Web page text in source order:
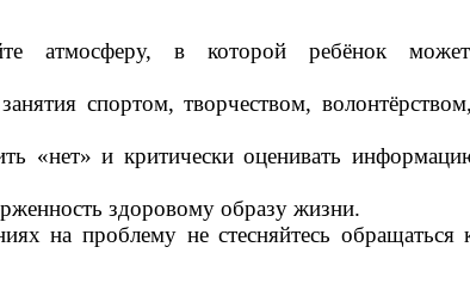
атмосферу, в которой ребёнок
спортом, творчеством,
«нет» и критически оценивать
здоровому образу жизни.
на проблему не стесняйтесь обращаться